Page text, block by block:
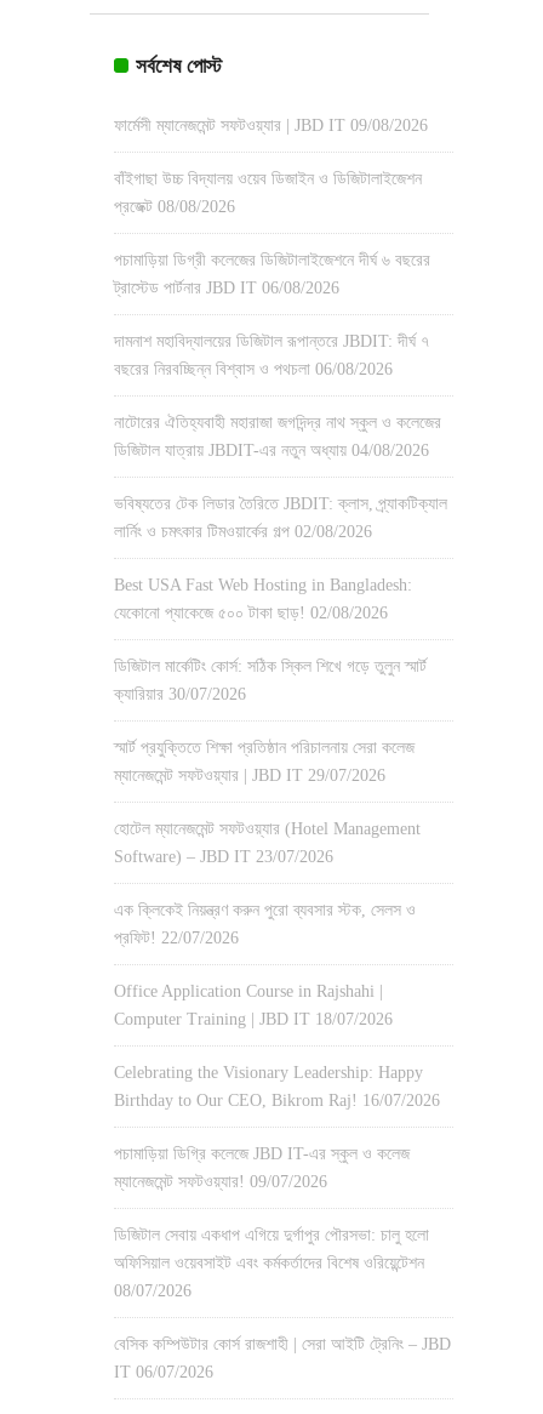
সর্বশেষ পোস্ট
ফার্মেসী ম্যানেজমেন্ট সফটওয়্যার | JBD IT 09/08/2026
বাঁইগাছা উচ্চ বিদ্যালয় ওয়েব ডিজাইন ও ডিজিটালাইজেশন
প্রজেক্ট 08/08/2026
পচামাড়িয়া ডিগ্রী কলেজের ডিজিটালাইজেশনে দীর্ঘ ৬ বছরের
ট্রাস্টেড পার্টনার JBD IT 06/08/2026
দামনাশ মহাবিদ্যালয়ের ডিজিটাল রূপান্তরে JBDIT: দীর্ঘ ৭
বছরের নিরবচ্ছিন্ন বিশ্বাস ও পথচলা 06/08/2026
নাটোরের ঐতিহ্যবাহী মহারাজা জগদিন্দ্র নাথ স্কুল ও কলেজের
ডিজিটাল যাত্রায় JBDIT-এর নতুন অধ্যায় 04/08/2026
ভবিষ্যতের টেক লিডার তৈরিতে JBDIT: ক্লাস, প্র্যাকটিক্যাল
লার্নিং ও চমৎকার টিমওয়ার্কের গল্প 02/08/2026
Best USA Fast Web Hosting in Bangladesh:
যেকোনো প্যাকেজে ৫০০ টাকা ছাড়! 02/08/2026
ডিজিটাল মার্কেটিং কোর্স: সঠিক স্কিল শিখে গড়ে তুলুন স্মার্ট
ক্যারিয়ার 30/07/2026
স্মার্ট প্রযুক্তিতে শিক্ষা প্রতিষ্ঠান পরিচালনায় সেরা কলেজ
ম্যানেজমেন্ট সফটওয়্যার | JBD IT 29/07/2026
হোটেল ম্যানেজমেন্ট সফটওয়্যার (Hotel Management
Software) – JBD IT 23/07/2026
এক ক্লিকেই নিয়ন্ত্রণ করুন পুরো ব্যবসার স্টক, সেলস ও
প্রফিট! 22/07/2026
Office Application Course in Rajshahi |
Computer Training | JBD IT 18/07/2026
Celebrating the Visionary Leadership: Happy
Birthday to Our CEO, Bikrom Raj! 16/07/2026
পচামাড়িয়া ডিগ্রি কলেজে JBD IT-এর স্কুল ও কলেজ
ম্যানেজমেন্ট সফটওয়্যার! 09/07/2026
ডিজিটাল সেবায় একধাপ এগিয়ে দুর্গাপুর পৌরসভা: চালু হলো
অফিসিয়াল ওয়েবসাইট এবং কর্মকর্তাদের বিশেষ ওরিয়েন্টেশন
08/07/2026
বেসিক কম্পিউটার কোর্স রাজশাহী | সেরা আইটি ট্রেনিং – JBD
IT 06/07/2026